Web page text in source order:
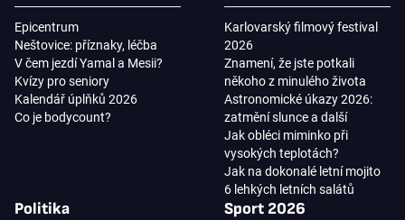
Epicentrum
Neštovice: příznaky, léčba
V čem jezdí Yamal a Mesii?
Kvízy pro seniory
Kalendář úplňků 2026
Co je bodycount?
Karlovarský filmový festival
2026
Znamení, že jste potkali
někoho z minulého života
Astronomické úkazy 2026:
zatmění slunce a další
Jak obléci miminko při
vysokých teplotách?
Jak na dokonalé letní mojito
6 lehkých letních salátů
Politika Sport 2026